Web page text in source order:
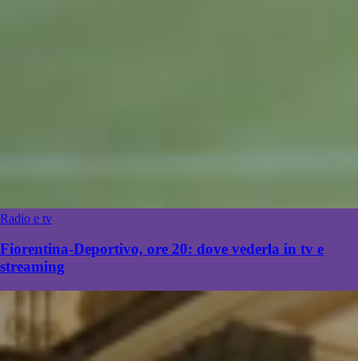
Radio e tv
Fiorentina-Deportivo, ore 20: dove vederla in tv e
streaming